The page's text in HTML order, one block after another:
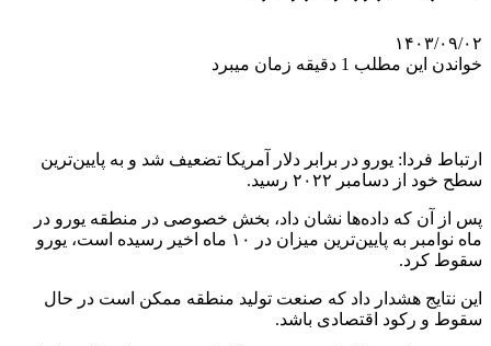
۱۴۰۳/۰۹/۰۲
خواندن این مطلب 1 دقیقه زمان میبرد
ارتباط فردا: یورو در برابر دلار آمریکا تضعیف شد و به پایین‌ترین
سطح خود از دسامبر ۲۰۲۲ رسید.
پس از آن که داده‌ها نشان داد، بخش خصوصی در منطقه یورو در
ماه نوامبر به پایین‌ترین میزان در ۱۰ ماه اخیر رسیده است، یورو
سقوط کرد.
این نتایج هشدار داد که صنعت تولید منطقه ممکن است در حال
سقوط و رکود اقتصادی باشد.